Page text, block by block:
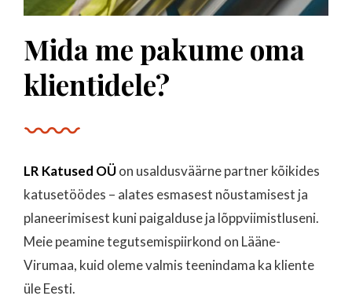
Soovitame LR Katuseid soojalt!”
Andre V.
“Vanale elamule paigaldati uus plekk-katus – töö
oli kiire, täpne ja tulemus väga ilus. Katuse all on
nüüd soe ja kuiv. Väga professionaalne
lähenemine algusest lõpuni!”
Mida me pakume oma
klientidele?
LR Katused OÜon usaldusväärne partner kõikides
katusetöödes – alates esmasest nõustamisest ja
planeerimisest kuni paigalduse ja lõppviimistluseni.
Meie peamine tegutsemispiirkond on Lääne-
Virumaa, kuid oleme valmis teenindama ka kliente
üle Eesti.